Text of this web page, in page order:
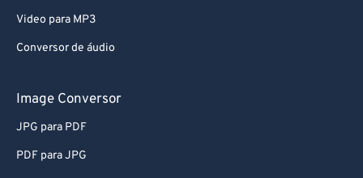
Video para MP3
Conversor de áudio
Image Conversor
JPG para PDF
PDF para JPG